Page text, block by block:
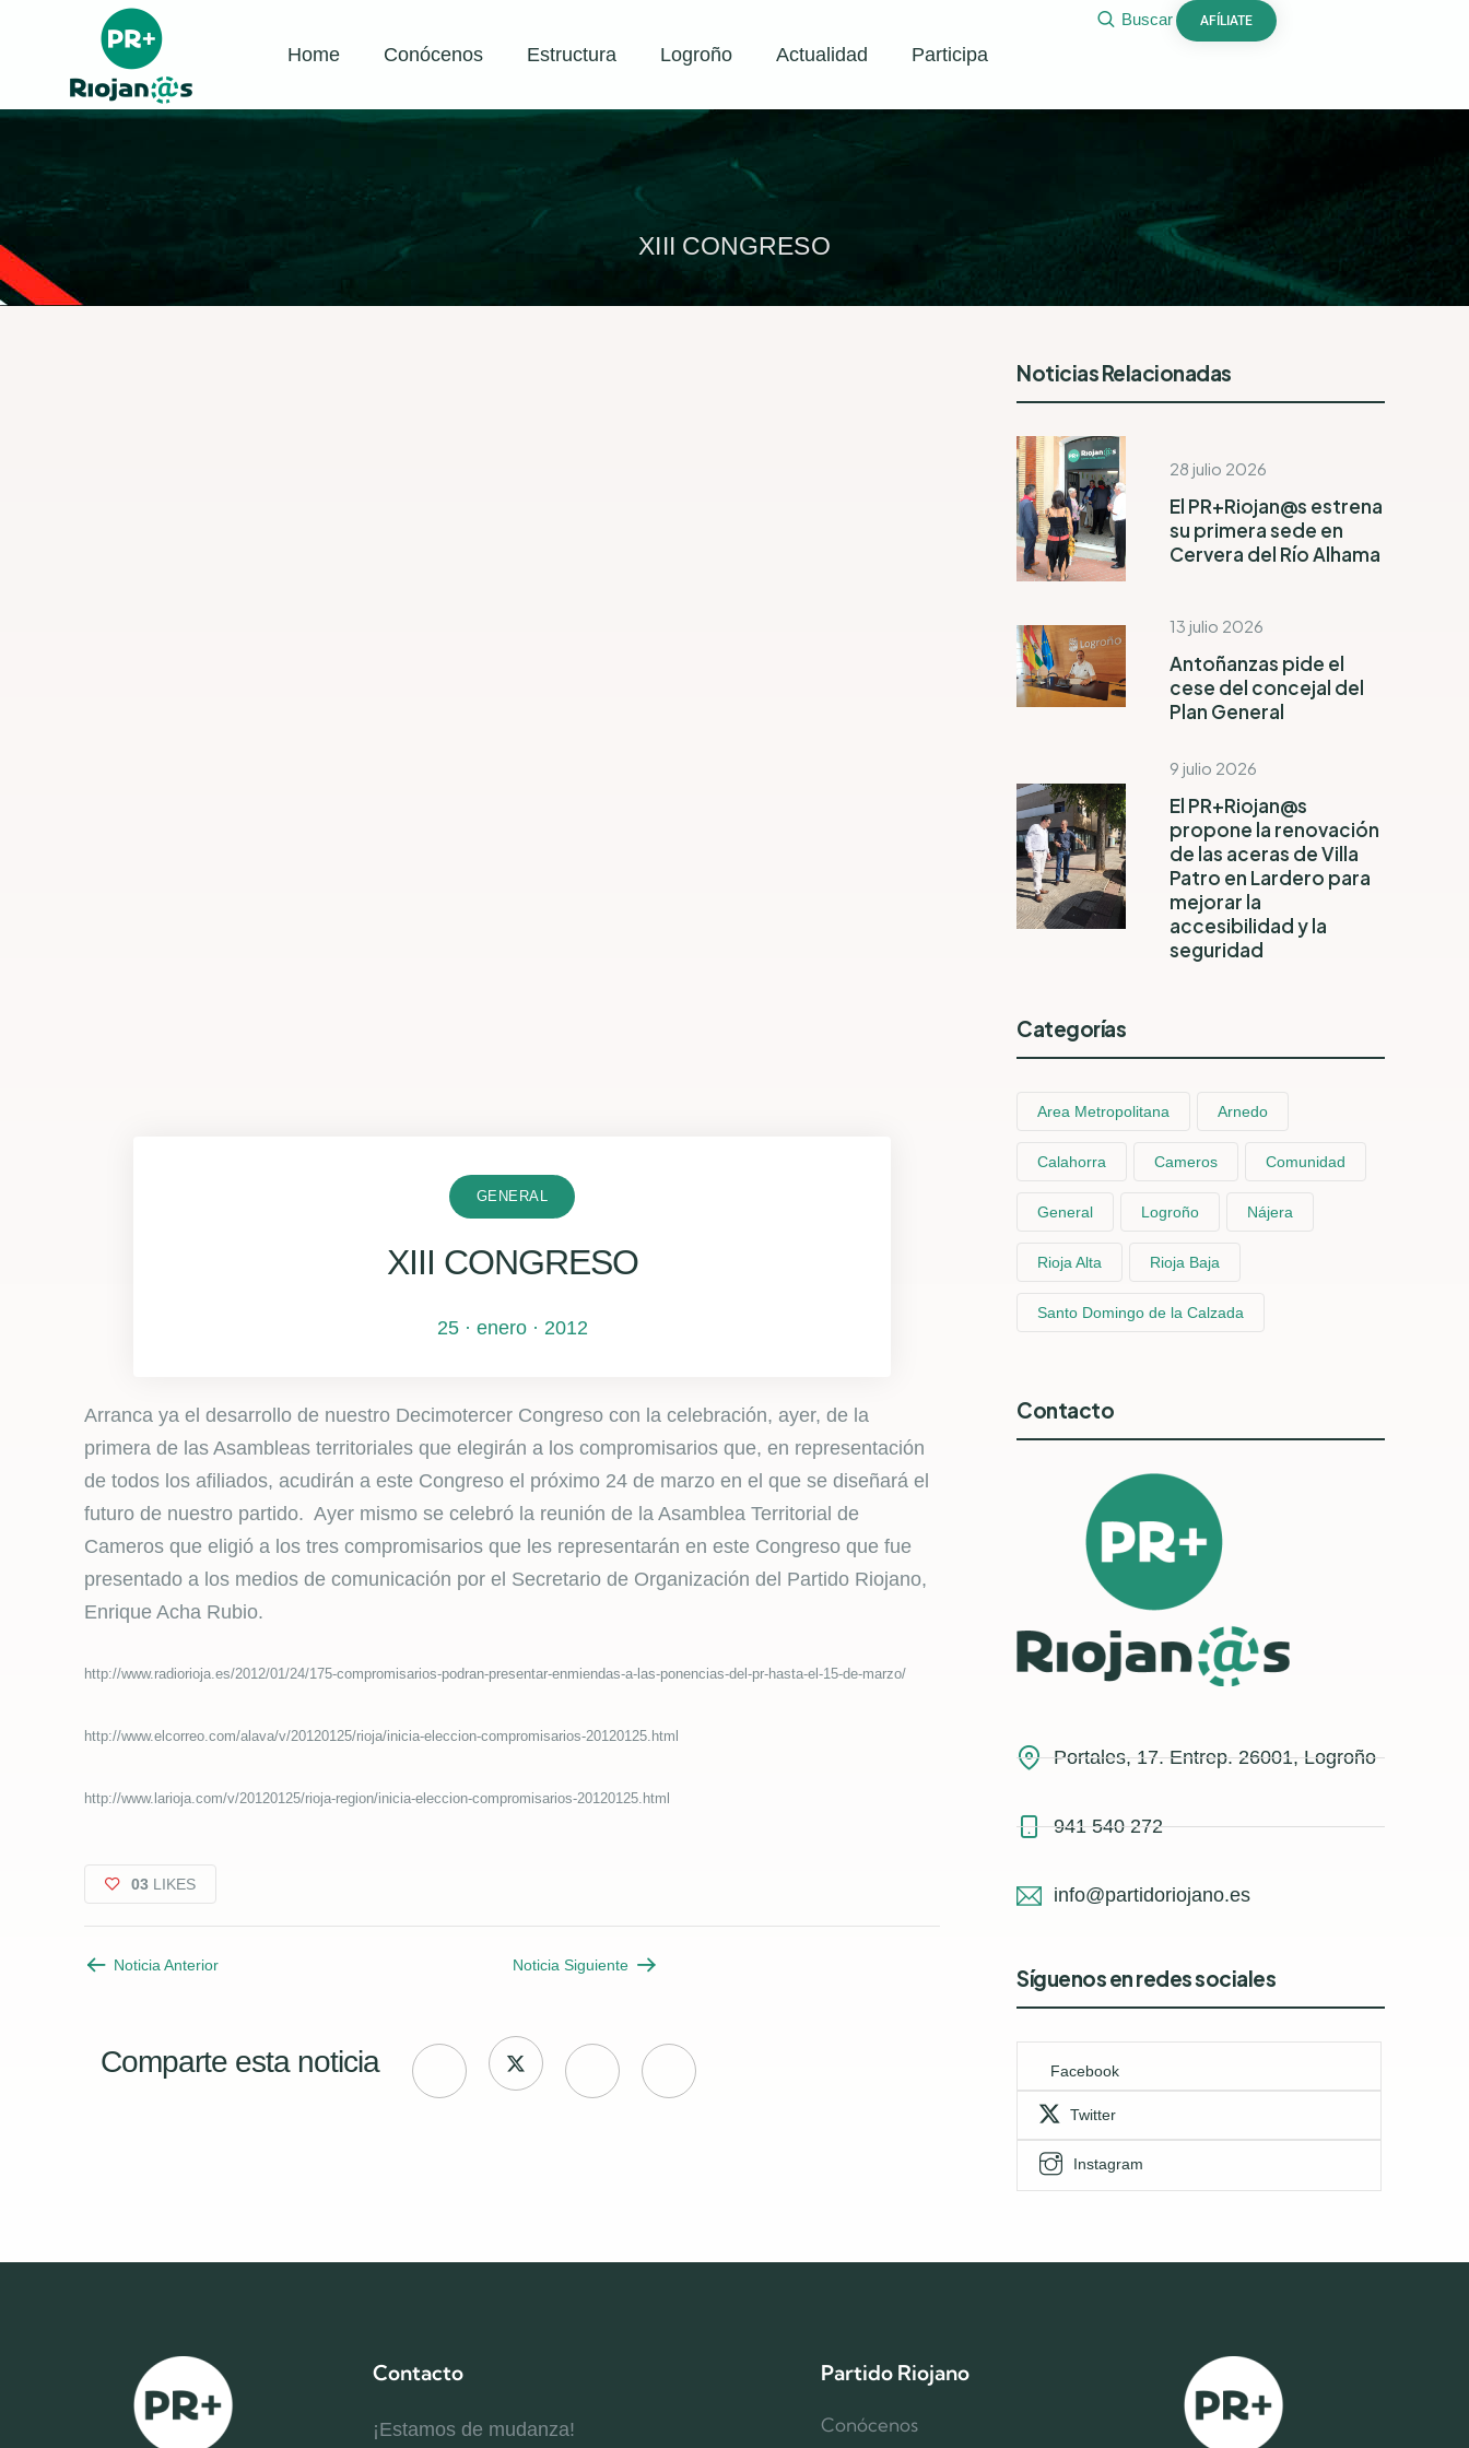
Home Conócenos Estructura Logroño Actualidad Participa
Buscar AFÍLIATE
XIII CONGRESO
GENERAL
XIII CONGRESO
25 · enero · 2012
Arranca ya el desarrollo de nuestro Decimotercer Congreso con la celebración, ayer, de la
primera de las Asambleas territoriales que elegirán a los compromisarios que, en representación
de todos los afiliados, acudirán a este Congreso el próximo 24 de marzo en el que se diseñará el
futuro de nuestro partido. Ayer mismo se celebró la reunión de la Asamblea Territorial de
Cameros que eligió a los tres compromisarios que les representarán en este Congreso que fue
presentado a los medios de comunicación por el Secretario de Organización del Partido Riojano,
Enrique Acha Rubio.
http://www.radiorioja.es/2012/01/24/175-compromisarios-podran-presentar-enmiendas-a-las-ponencias-del-pr-hasta-el-15-de-marzo/
http://www.elcorreo.com/alava/v/20120125/rioja/inicia-eleccion-compromisarios-20120125.html
http://www.larioja.com/v/20120125/rioja-region/inicia-eleccion-compromisarios-20120125.html
03 LIKES
Noticia Anterior Noticia Siguiente
Comparte esta noticia
Noticias Relacionadas
28 julio 2026
El PR+Riojan@s estrena
su primera sede en
Cervera del Río Alhama
13 julio 2026
Antoñanzas pide el
cese del concejal del
Plan General
9 julio 2026
El PR+Riojan@s
propone la renovación
de las aceras de Villa
Patro en Lardero para
mejorar la
accesibilidad y la
seguridad
Categorías
Area Metropolitana Arnedo
Calahorra Cameros Comunidad
General Logroño Nájera
Rioja Alta Rioja Baja
Santo Domingo de la Calzada
Contacto
Portales, 17. Entrep. 26001, Logroño
941 540 272
info@partidoriojano.es
Síguenos en redes sociales
Facebook
Twitter
Instagram
Contacto
¡Estamos de mudanza!
Partido Riojano
Conócenos